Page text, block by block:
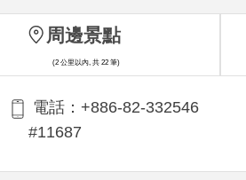
電話：+886-82-332546
#11687
周邊景點
(2 公里以內, 共 22 筆)